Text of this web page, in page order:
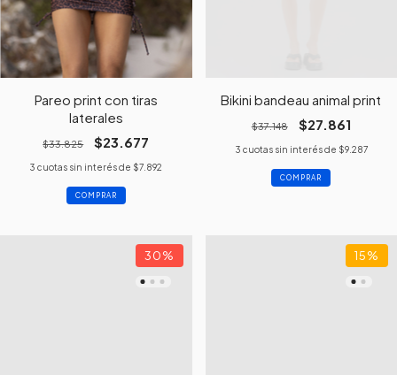
Pareo print con tiras
laterales
$33.825 $23.677
3 cuotas sin interés de $7.892
COMPRAR
Bikini bandeau animal print
$37.148 $27.861
3 cuotas sin interés de $9.287
COMPRAR
30% 15%